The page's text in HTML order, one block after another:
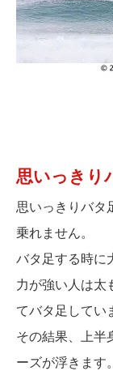
思いっきり
思いっきりバタ
乗れません。
バタ足する時に
力が強い人は太
てバタ足してい
その結果、上半
ーズが浮きます。